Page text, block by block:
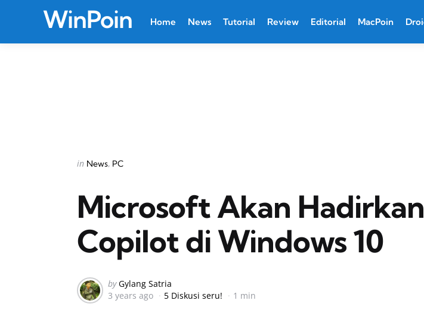
WinPoin Home News Tutorial Review Editorial MacPoin
Categories
Posted
in News PC
Microsoft Akan Hadirkan
Copilot di Windows 10
Posted
by
by Gylang Satria
3 years ago
5 Diskusi seru! 1 min